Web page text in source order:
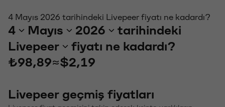
4 Mayıs 2026 tarihindeki Livepeer fiyatı ne kadardı?
4 Mayıs 2026
tarihindeki
Livepeer
fiyatı ne kadardı?
₺98,89≈$2,19
Livepeer geçmiş fiyatları